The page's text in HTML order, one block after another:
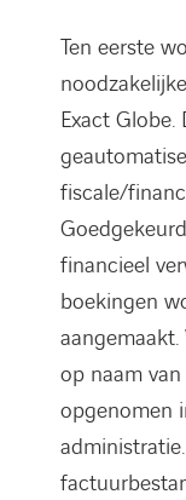
Ten eerste
Exact
fiscale/
financieel
boekingen
op naam
opgenomen